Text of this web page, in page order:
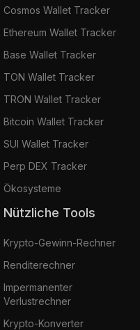
Cosmos Wallet Tracker
Ethereum Wallet Tracker
Base Wallet Tracker
TON Wallet Tracker
TRON Wallet Tracker
Bitcoin Wallet Tracker
SUI Wallet Tracker
Perp DEX Tracker
Ökosysteme
Nützliche Tools
Krypto-Gewinn-Rechner
Renditerechner
Impermanenter
Verlustrechner
Krypto-Konverter